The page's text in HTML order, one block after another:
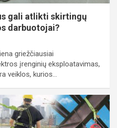
gali atlikti skirtingų
darbuotojai?
griežčiausiai
įrenginių eksploatavimas,
veiklos, kurios…